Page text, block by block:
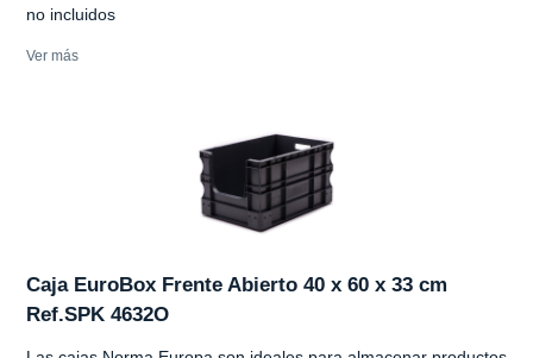
no incluidos
Ver más
Caja EuroBox Frente Abierto 40 x 60 x 33 cm
Ref.SPK 4632O